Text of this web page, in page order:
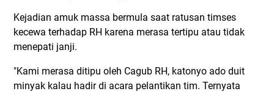
Kejadian amuk massa bermula saat ratusan timses
kecewa terhadap RH karena merasa tertipu atau tidak
menepati janji.
"Kami merasa ditipu oleh Cagub RH, katonyo ado duit
minyak kalau hadir di acara pelantikan tim. Ternyata